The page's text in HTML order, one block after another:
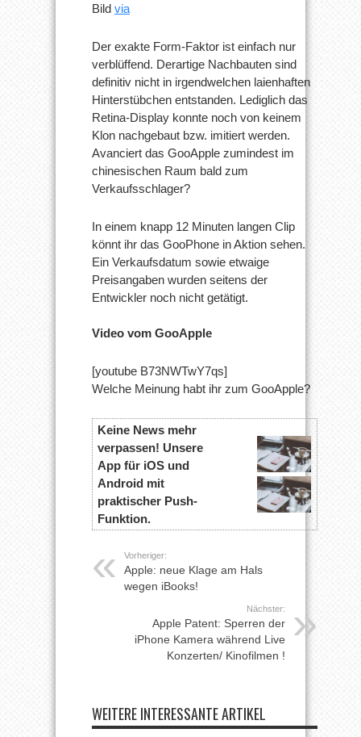
Bild via
Der exakte Form-Faktor ist einfach nur
verblüffend. Derartige Nachbauten sind
definitiv nicht in irgendwelchen laienhaften
Hinterstübchen entstanden. Lediglich das
Retina-Display konnte noch von keinem
Klon nachgebaut bzw. imitiert werden.
Avanciert das GooApple zumindest im
chinesischen Raum bald zum
Verkaufsschlager?
In einem knapp 12 Minuten langen Clip
könnt ihr das GooPhone in Aktion sehen.
Ein Verkaufsdatum sowie etwaige
Preisangaben wurden seitens der
Entwickler noch nicht getätigt.
Video vom GooApple
[youtube B73NWTwY7qs]
Welche Meinung habt ihr zum GooApple?
Keine News mehr
verpassen! Unsere
App für iOS und
Android mit
praktischer Push-
Funktion.
Vorheriger:
Apple: neue Klage am Hals
wegen iBooks!
Nächster:
Apple Patent: Sperren der
iPhone Kamera während Live
Konzerten/ Kinofilmen !
WEITERE INTERESSANTE ARTIKEL